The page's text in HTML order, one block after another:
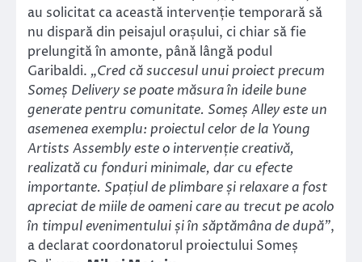
au solicitat ca această intervenție temporară să
nu dispară din peisajul orașului, ci chiar să fie
prelungită în amonte, până lângă podul
Garibaldi. „Cred că succesul unui proiect precum
Someș Delivery se poate măsura în ideile bune
generate pentru comunitate. Someș Alley este un
asemenea exemplu: proiectul celor de la Young
Artists Assembly este o intervenție creativă,
realizată cu fonduri minimale, dar cu efecte
importante. Spațiul de plimbare și relaxare a fost
apreciat de miile de oameni care au trecut pe acolo
în timpul evenimentului și în săptămâna de după”,
a declarat coordonatorul proiectului Someș